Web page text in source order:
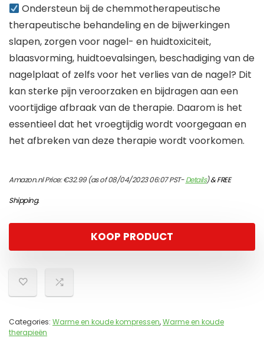
Ondersteun bij de chemmotherapeutische
therapeutische behandeling en de bijwerkingen
slapen, zorgen voor nagel- en huidtoxiciteit,
blaasvorming, huidtoevalsingen, beschadiging van de
nagelplaat of zelfs voor het verlies van de nagel? Dit
kan sterke pijn veroorzaken en bijdragen aan een
voortijdige afbraak van de therapie. Daarom is het
essentieel dat het vroegtijdig wordt voorgegaan en
het afbreken van deze therapie wordt voorkomen.
Amazon.nl Price:€32.99(as of 08/04/2023 06:07 PST-Details)&FREE
Shipping.
KOOP PRODUCT
Categories: Warme en koude kompressen,Warme en koude
therapieën